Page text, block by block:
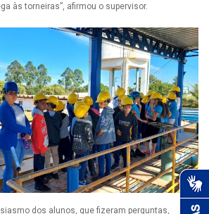
às torneiras”, afirmou o supervisor.
dos alunos, que fizeram perguntas,